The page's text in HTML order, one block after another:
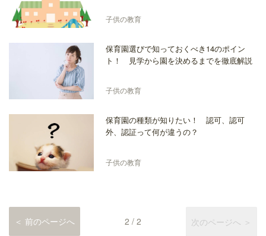
子供の教育
保育園選びで知っておくべき14のポイン
ト！ 見学から園を決めるまでを徹底解説
子供の教育
保育園の種類が知りたい！ 認可、認可
外、認証って何が違うの？
子供の教育
＜ 前のページへ 2 / 2 次のページへ ＞